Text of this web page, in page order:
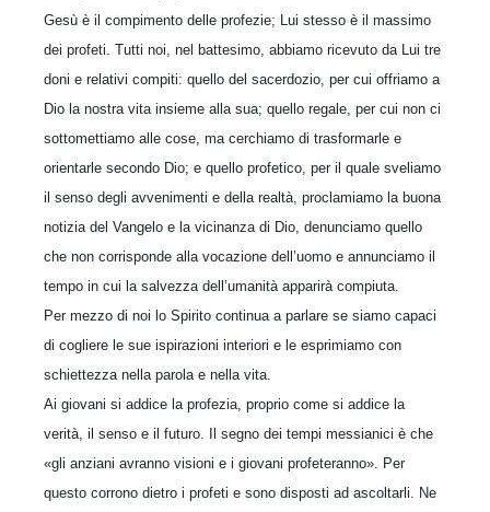
Gesù è il compimento delle profezie; Lui stesso è il massimo
dei profeti. Tutti noi, nel battesimo, abbiamo ricevuto da Lui tre
doni e relativi compiti: quello del sacerdozio, per cui offriamo a
Dio la nostra vita insieme alla sua; quello regale, per cui non ci
sottomettiamo alle cose, ma cerchiamo di trasformarle e
orientarle secondo Dio; e quello profetico, per il quale sveliamo
il senso degli avvenimenti e della realtà, proclamiamo la buona
notizia del Vangelo e la vicinanza di Dio, denunciamo quello
che non corrisponde alla vocazione dell’uomo e annunciamo il
tempo in cui la salvezza dell’umanità apparirà compiuta.
Per mezzo di noi lo Spirito continua a parlare se siamo capaci
di cogliere le sue ispirazioni interiori e le esprimiamo con
schiettezza nella parola e nella vita.
Ai giovani si addice la profezia, proprio come si addice la
verità, il senso e il futuro. Il segno dei tempi messianici è che
«gli anziani avranno visioni e i giovani profeteranno». Per
questo corrono dietro i profeti e sono disposti ad ascoltarli. Ne